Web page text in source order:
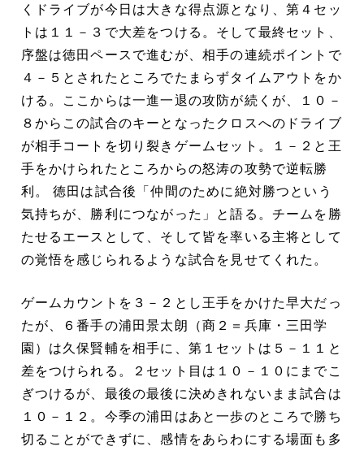
くドライブが今日は大きな得点源となり、第４セッ
トは１１－３で大差をつける。そして最終セット、
序盤は徳田ペースで進むが、相手の連続ポイントで
４－５とされたところでたまらずタイムアウトをか
ける。ここからは一進一退の攻防が続くが、１０－
８からこの試合のキーとなったクロスへのドライブ
が相手コートを切り裂きゲームセット。１－２と王
手をかけられたところからの怒涛の攻勢で逆転勝
利。 徳田は試合後「仲間のために絶対勝つという
気持ちが、勝利につながった」と語る。チームを勝
たせるエースとして、そして皆を率いる主将として
の覚悟を感じられるような試合を見せてくれた。
ゲームカウントを３－２とし王手をかけた早大だっ
たが、６番手の浦田景太朗（商２＝兵庫・三田学
園）は久保賢輔を相手に、第１セットは５－１１と
差をつけられる。２セット目は１０－１０にまでこ
ぎつけるが、最後の最後に決めきれないまま試合は
１０－１２。今季の浦田はあと一歩のところで勝ち
切ることができずに、感情をあらわにする場面も多